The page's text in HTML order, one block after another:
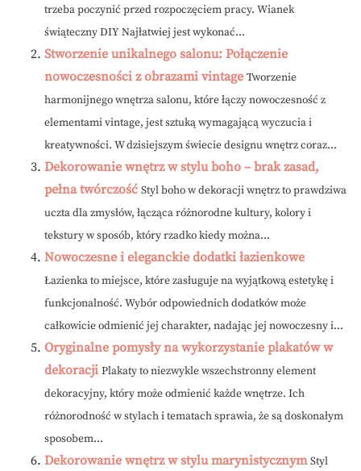
trzeba poczynić przed rozpoczęciem pracy. Wianek
świąteczny DIY Najłatwiej jest wykonać...
Stworzenie unikalnego salonu: Połączenie
nowoczesności z obrazami vintage Tworzenie
harmonijnego wnętrza salonu, które łączy nowoczesność z
elementami vintage, jest sztuką wymagającą wyczucia i
kreatywności. W dzisiejszym świecie designu wnętrz coraz...
Dekorowanie wnętrz w stylu boho – brak zasad,
pełna twórczość Styl boho w dekoracji wnętrz to prawdziwa
uczta dla zmysłów, łącząca różnorodne kultury, kolory i
tekstury w sposób, który rzadko kiedy można...
Nowoczesne i eleganckie dodatki łazienkowe
Łazienka to miejsce, które zasługuje na wyjątkową estetykę i
funkcjonalność. Wybór odpowiednich dodatków może
całkowicie odmienić jej charakter, nadając jej nowoczesny i...
Oryginalne pomysły na wykorzystanie plakatów w
dekoracji Plakaty to niezwykle wszechstronny element
dekoracyjny, który może odmienić każde wnętrze. Ich
różnorodność w stylach i tematach sprawia, że są doskonałym
sposobem...
Dekorowanie wnętrz w stylu marynistycznym Styl